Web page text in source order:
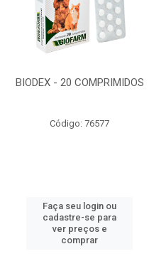
BIODEX - 20 COMPRIMIDOS
Código: 76577
Faça seu login ou
cadastre-se para
ver preços e
comprar